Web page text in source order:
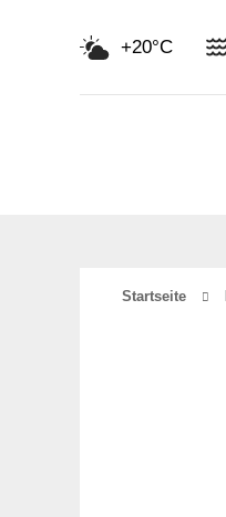
+20°C
Startseite